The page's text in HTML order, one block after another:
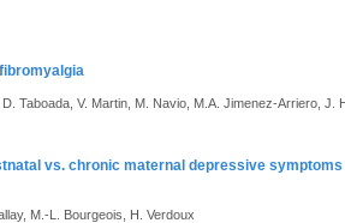
Taboada, V. Martin, M. Navio, M.A. Jimenez-Arriero, J.
vs. chronic maternal depressive symptoms
M.-L. Bourgeois, H. Verdoux